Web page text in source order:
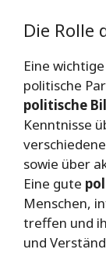
Die Rolle
Eine
politische
politische
Kenntnisse
sowie über
Eine gute
Menschen,
treffen und
und